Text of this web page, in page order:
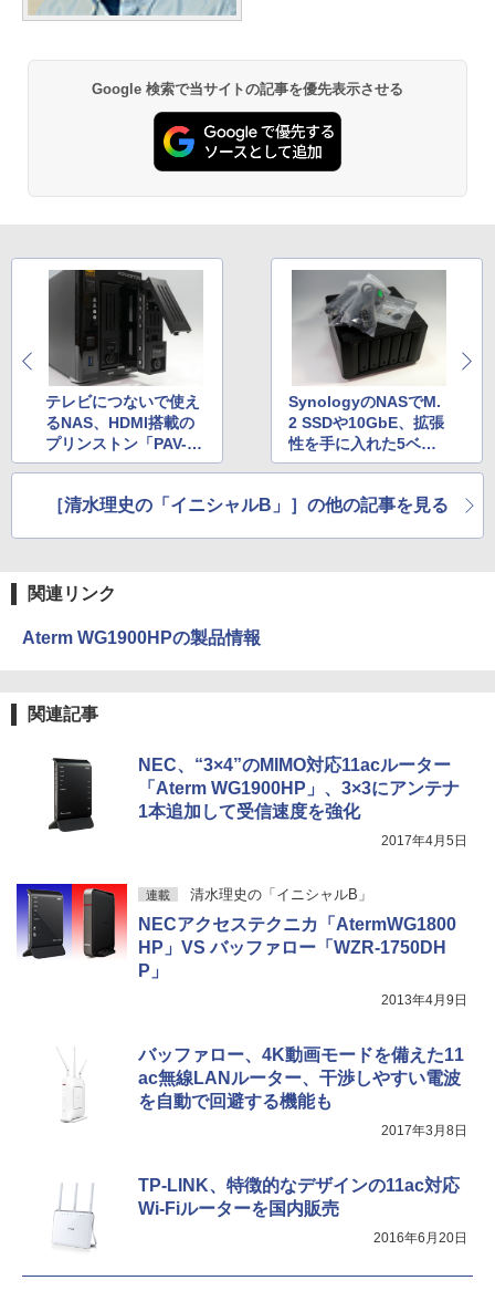
Google 検索で当サイトの記事を優先表示させる
テレビにつないで使え
るNAS、HDMI搭載の
プリンストン「PAV-H
MS220」
SynologyのNASでM.
2 SSDや10GbE、拡張
性を手に入れた5ベイ
製品「DiskStation DS
［清水理史の「イニシャルB」］の他の記事を見る
関連リンク
Aterm WG1900HPの製品情報
関連記事
NEC、“3×4”のMIMO対応11acルーター
「Aterm WG1900HP」、3×3にアンテナ
1本追加して受信速度を強化
2017年4月5日
連載 清水理史の「イニシャルB」
NECアクセステクニカ「AtermWG1800
HP」VS バッファロー「WZR-1750DH
P」
2013年4月9日
バッファロー、4K動画モードを備えた11
ac無線LANルーター、干渉しやすい電波
を自動で回避する機能も
2017年3月8日
TP-LINK、特徴的なデザインの11ac対応
Wi-Fiルーターを国内販売
2016年6月20日